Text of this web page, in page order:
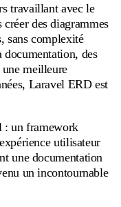
travaillant avec le
des diagrammes
sans complexité
des
meilleure
Laravel ERD est
: un framework
utilisateur
une documentation
un incontournable